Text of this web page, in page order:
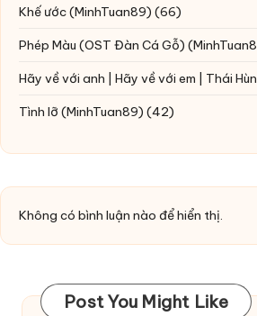
Khế ước(MinhTuan89) (66)
Phép Màu (OST Đàn Cá Gỗ)
Hãy về với anh | Hãy về với em | Thái
Tình lỡ (MinhTuan89) (42)
Không có bình luận nào để hiển thị.
Post You Might Like